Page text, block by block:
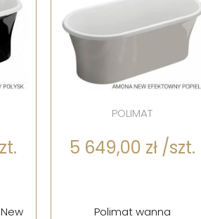
POLIMAT
5 649,00 zł /szt.
Polimat wanna